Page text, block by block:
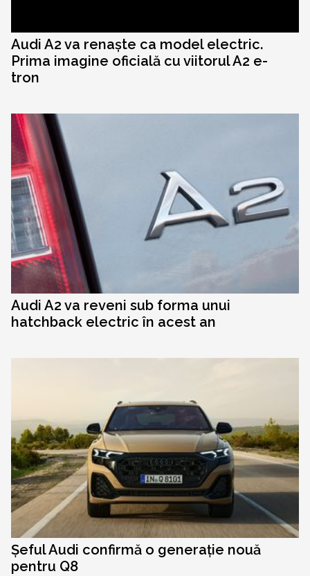
Audi A2 va renaște ca model electric.
Prima imagine oficială cu viitorul A2 e-
tron
Audi A2 va reveni sub forma unui
hatchback electric în acest an
Șeful Audi confirmă o generație nouă
pentru Q8